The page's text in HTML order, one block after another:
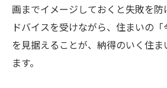
不動産リノベーションで
択肢
千葉市の不動産で叶う最
画までイメージしておくと失敗を防
ドバイスを受けながら、住まいの「
を見据えることが、納得のいく住
ます。